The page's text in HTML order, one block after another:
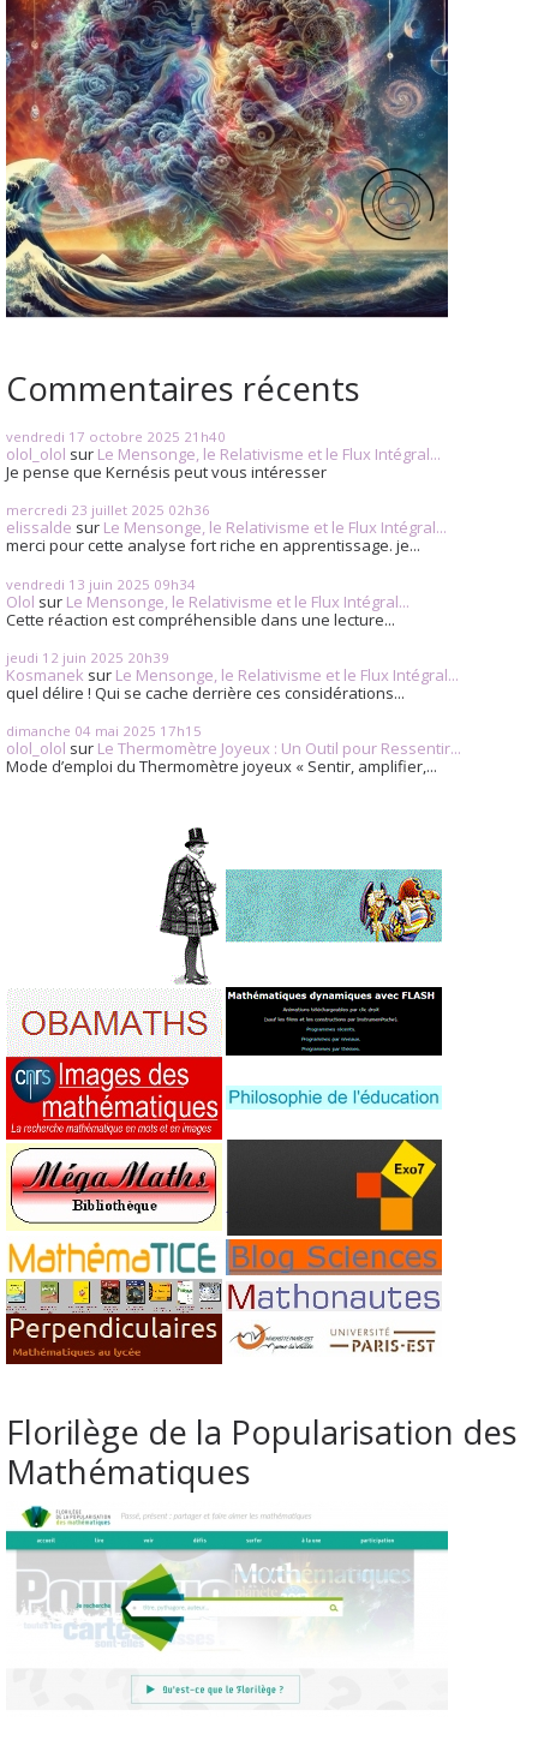
Commentaires récents
vendredi 17 octobre 2025 21h40
olol_olol sur Le Mensonge, le Relativisme et le Flux Intégral...
Je pense que Kernésis peut vous intéresser
mercredi 23 juillet 2025 02h36
elissalde sur Le Mensonge, le Relativisme et le Flux Intégral...
merci pour cette analyse fort riche en apprentissage. je...
vendredi 13 juin 2025 09h34
Olol sur Le Mensonge, le Relativisme et le Flux Intégral...
Cette réaction est compréhensible dans une lecture...
jeudi 12 juin 2025 20h39
Kosmanek sur Le Mensonge, le Relativisme et le Flux Intégral...
quel délire ! Qui se cache derrière ces considérations...
dimanche 04 mai 2025 17h15
olol_olol sur Le Thermomètre Joyeux : Un Outil pour Ressentir...
Mode d’emploi du Thermomètre joyeux « Sentir, amplifier,...
Florilège de la Popularisation des
Mathématiques